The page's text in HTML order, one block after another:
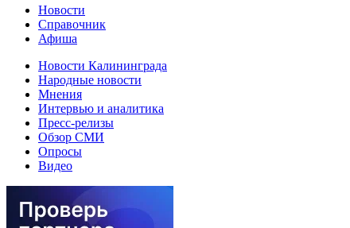
Новости
Справочник
Афиша
Новости Калининграда
Народные новости
Мнения
Интервью и аналитика
Пресс-релизы
Обзор СМИ
Опросы
Видео